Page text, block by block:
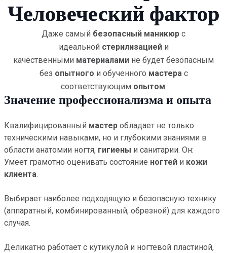
Человеческий фактор
Даже самый безопасный маникюр с
идеальной стерилизациейи
качественными материалами не будет безопасным
без опытного и обученного мастерас
соответствующим опытом.
Значение профессионализма и опыта
Квалифицированный мастер обладает не только
техническими навыками, но и глубокими знаниями в
области анатомии ногтя, гигиены и санитарии. Он:
Умеет грамотно оценивать состояние ногтей и кожи
клиента.
Выбирает наиболее подходящую и безопасную технику
(аппаратный, комбинированный, обрезной) для каждого
случая.
Деликатно работает с кутикулой и ногтевой пластиной,